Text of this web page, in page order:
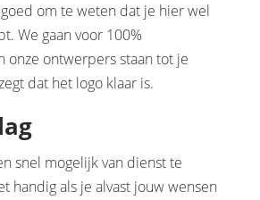
om te weten dat je hier wel
We gaan voor 100%
onze ontwerpers staan tot je
dat het logo klaar is.
snel mogelijk van dienst te
handig als je alvast jouw wensen